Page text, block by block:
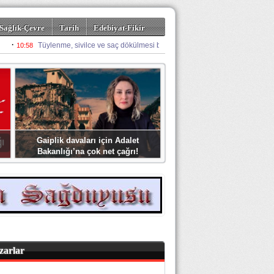
Sağlık-Çevre Tarih Edebiyat-Fikir
Gaiplik davaları için Adalet
Bakanlığı’na çok net çağrı!